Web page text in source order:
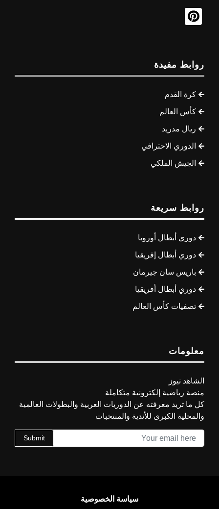
روابط مفيدة
كرة القدم
كأس العالم
ريال مدريد
الدوري الاحترافي
الجيش الملكي
روابط سريعة
دوري أبطال أوروبا
دوري أبطال إفريقيا
باريس سان جيرمان
دوري أبطال أفريقيا
تصفيات كأس العالم
معلومات
الشاهد نيوز
منصة رياضية إلكترونية متكاملة
كل ما تريد معرفته عن الدوريات العربية والبطولات العالمية
والمحلية الكبرى للأندية والمنتخبات
Submit
سياسة الخصوصية